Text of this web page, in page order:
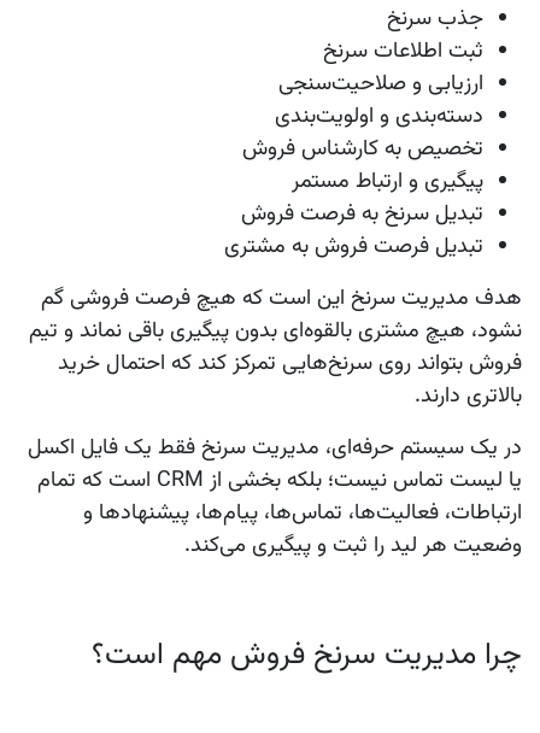
جذب سرنخ
ثبت اطلاعات سرنخ
ارزیابی و صلاحیت‌سنجی
دسته‌بندی و اولویت‌بندی
تخصیص به کارشناس فروش
پیگیری و ارتباط مستمر
تبدیل سرنخ به فرصت فروش
تبدیل فرصت فروش به مشتری
هدف مدیریت سرنخ این است که هیچ فرصت فروشی گم
نشود، هیچ مشتری بالقوه‌ای بدون پیگیری باقی نماند و تیم
فروش بتواند روی سرنخ‌هایی تمرکز کند که احتمال خرید
بالاتری دارند.
در یک سیستم حرفه‌ای، مدیریت سرنخ فقط یک فایل اکسل
یا لیست تماس نیست؛ بلکه بخشی از CRM است که تمام
ارتباطات، فعالیت‌ها، تماس‌ها، پیام‌ها، پیشنهادها و
وضعیت هر لید را ثبت و پیگیری می‌کند.
چرا مدیریت سرنخ فروش مهم است؟